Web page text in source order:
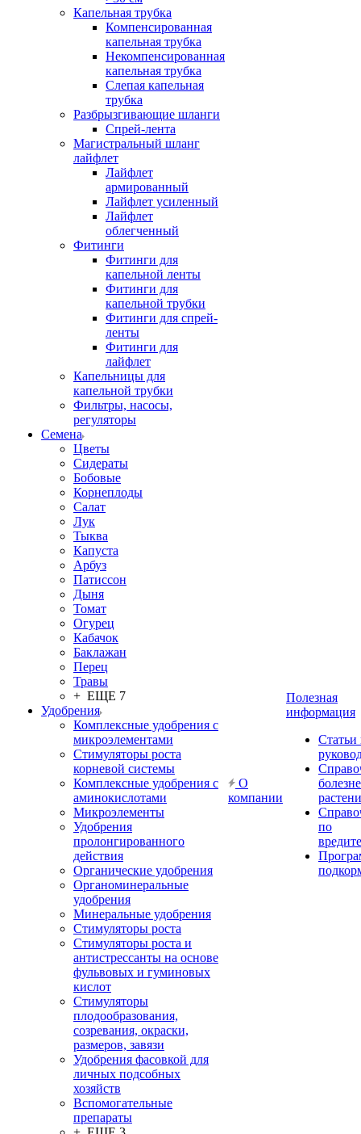
Капельная трубка
Компенсированная
капельная трубка
Некомпенсированная
капельная трубка
Слепая капельная
трубка
Разбрызгивающие шланги
Спрей-лента
Магистральный шланг
лайфлет
Лайфлет
армированный
Лайфлет усиленный
Лайфлет
облегченный
Фитинги
Фитинги для
капельной ленты
Фитинги для
капельной трубки
Фитинги для спрей-
ленты
Фитинги для
лайфлет
Капельницы для
капельной трубки
Фильтры, насосы,
регуляторы
Семена
Цветы
Сидераты
Бобовые
Корнеплоды
Салат
Лук
Тыква
Капуста
Арбуз
Патиссон
Дыня
Томат
Огурец
Кабачок
Баклажан
Перец
Травы
+ ЕЩЕ 7
Удобрения
Комплексные удобрения с
микроэлементами
Стимуляторы роста
корневой системы
Комплексные удобрения с
аминокислотами
Микроэлементы
Удобрения
пролонгированного
действия
Органические удобрения
Органоминеральные
удобрения
Минеральные удобрения
Стимуляторы роста
Стимуляторы роста и
антистрессанты на основе
фульвовых и гуминовых
кислот
Стимуляторы
плодообразования,
созревания, окраски,
размеров, завязи
Удобрения фасовкой для
личных подсобных
хозяйств
Вспомогательные
препараты
О
компании
Полезная
информация
Статьи
по